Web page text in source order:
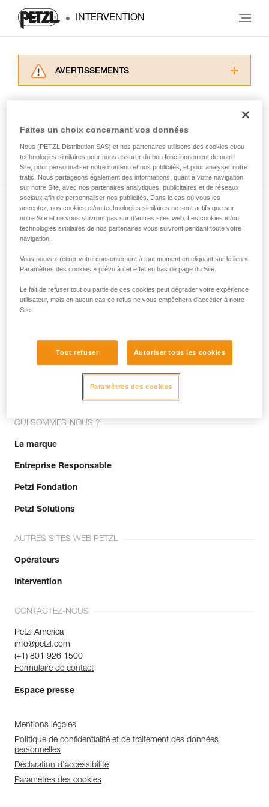
INTERVENTION
AVERTISSEMENTS
informations de la notice technique pour
d’informations.
Maîtriser ces techniques nécessite une
formation et un entraînement spécifique. Validez
avec un professionnel votre capacité à refaire
la manipulation, seul, en toute sécurité, avant
de la reproduire en autonomie.
Nous donnons des exemples de techniques
Voir tous les conseils
Abonnez-vous à la newsletter
et restez connecté à notre actualité
Email *
Rejoignez la communauté !
QUI SOMMES-NOUS ?
La marque
Entreprise Responsable
Petzl Fondation
Petzl Solutions
AUTRES SITES WEB PETZL
Opérateurs
Intervention
CONTACTEZ-NOUS
Petzl America
info@petzl.com
(+1) 801 926 1500
Formulaire de contact
Espace presse
Mentions légales
Politique de confidentialité et de traitement des données
personnelles
Déclaration d'accessibilité
Paramètres des cookies
Faites un choix concernant vos données
Nous (PETZL Distribution SAS) et nos partenaires utilisons des cookies et/ou
technologies similaires pour nous assurer du bon fonctionnement de notre
Site, pour personnaliser notre contenu et nos publicités, et pour analyser notre
trafic. Nous partageons également des informations, quant à votre navigation
sur notre Site, avec nos partenaires analytiques, publicitaires et de réseaux
sociaux afin de personnaliser nos publicités. Dans le cas où vous les
acceptez, nos cookies et/ou technologies similaires ne sont actifs que sur
notre Site et ne vous suivront pas sur d’autres sites web. Les cookies et/ou
technologies similaires de nos partenaires vous suivront pendant toute votre
navigation.
Vous pouvez retirer votre consentement à tout moment en cliquant sur le lien «
Paramètres des cookies » prévu à cet effet en bas de page du Site.
Le fait de refuser tout ou partie de ces cookies peut dégrader votre expérience
utilisateur, mais en aucun cas ce refus ne vous empêchera d’accéder à notre
Site.
Tout refuser Autoriser tous les cookies
Paramètres des cookies